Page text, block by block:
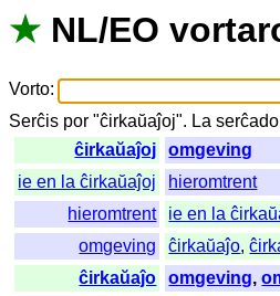
★ NL/EO
Vorto:
Serĉis por "ĉirkaŭaĵoj". La serĉado
ĉirkaŭaĵoj
omgeving
ie en la ĉirkaŭaĵoj
hieromtrent
hieromtrent
ie en la
omgeving
ĉirkaŭaĵo,
ĉirkaŭaĵo
omgeving,